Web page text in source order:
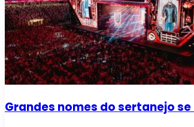
Grandes nomes do sertanejo se